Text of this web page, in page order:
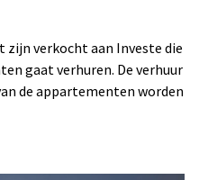
verkocht aan Investe die
gaat verhuren. De verhuur
de appartementen worden